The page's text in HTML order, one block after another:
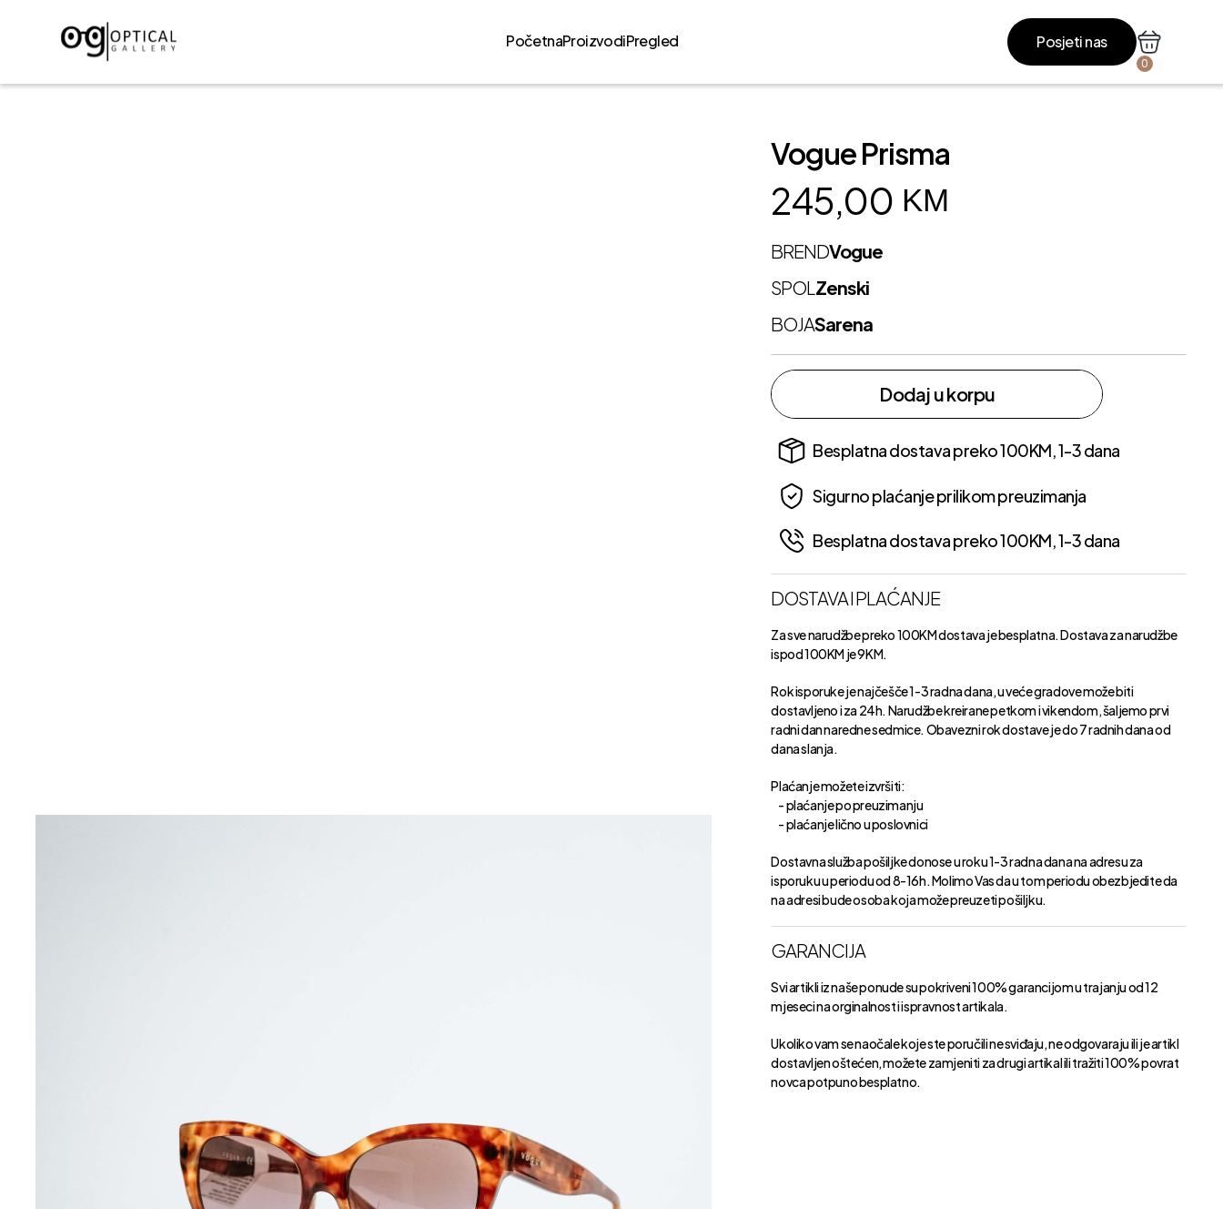
PočetnaProizvodiPregled Posjeti nas
0
Vogue Prisma
245,00 KM
BRENDVogue
SPOLZenski
BOJASarena
Dodaj u korpu
Besplatna dostava preko 100KM, 1-3 dana
Sigurno plaćanje prilikom preuzimanja
Besplatna dostava preko 100KM, 1-3 dana
DOSTAVA I PLAĆANJE
Za sve narudžbe preko 100KM dostava je besplatna. Dostava za narudžbe
ispod 100KM je 9KM.
Rok isporuke je najčešče 1-3 radna dana, u veće gradove može biti
dostavljeno i za 24h. Narudžbe kreirane petkom i vikendom, šaljemo prvi
radni dan naredne sedmice. Obavezni rok dostave je do 7 radnih dana od
dana slanja.
Plaćanje možete izvršiti:
- plaćanje po preuzimanju
- plaćanje lično u poslovnici
Dostavna služba pošiljke donose u roku 1-3 radna dana na adresu za
isporuku u periodu od 8-16h. Molimo Vas da u tom periodu obezbjedite da
na adresi bude osoba koja može preuzeti pošiljku.
GARANCIJA
Svi artikli iz naše ponude su pokriveni 100% garancijom u trajanju od 12
mjeseci na orginalnost i ispravnost artikala.
Ukoliko vam se naočale koje ste poručili ne sviđaju, ne odgovaraju ili je artikl
dostavljen oštećen, možete zamjeniti za drugi artikal ili tražiti 100% povrat
novca potpuno besplatno.